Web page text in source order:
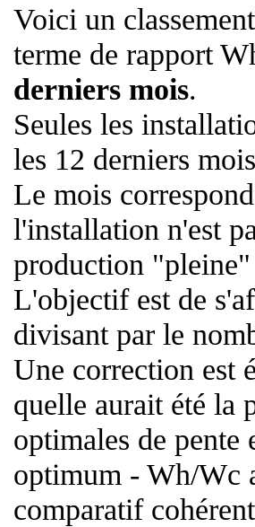
Voici un
terme de rapport
derniers mois.
Seules les
les 12 derniers
Le mois
l'installation n'est
production "pleine"
L'objectif est de
divisant par le
Une correction est
quelle aurait été la
optimales de
optimum - Wh/Wc
comparatif